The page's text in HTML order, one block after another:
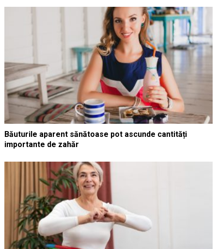
Băuturile aparent sănătoase pot ascunde cantități
importante de zahăr